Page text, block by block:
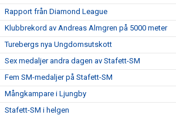
Rapport från Diamond League
Klubbrekord av Andreas Almgren på 5000 meter
Turebergs nya Ungdomsutskott
Sex medaljer andra dagen av Stafett-SM
Fem SM-medaljer på Stafett-SM
Mångkampare i Ljungby
Stafett-SM i helgen